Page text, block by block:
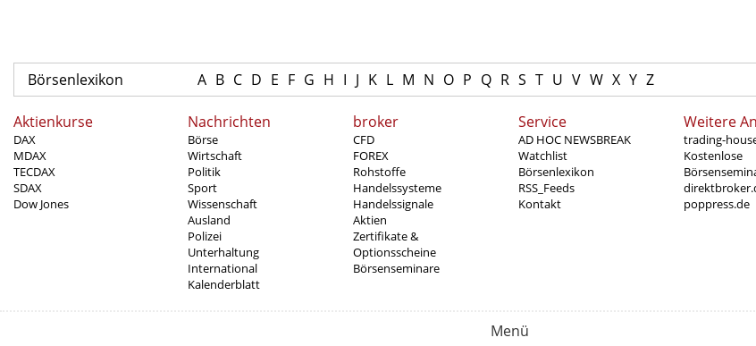
Börsenlexikon A B C D E F G H I J K L M N O P Q R S T U V W X Y Z
Aktienkurse
DAX
MDAX
TECDAX
SDAX
Dow Jones
Nachrichten
Börse
Wirtschaft
Politik
Sport
Wissenschaft
Ausland
Polizei
Unterhaltung
International
Kalenderblatt
broker
CFD
FOREX
Rohstoffe
Handelssysteme
Handelssignale
Aktien
Zertifikate &
Optionsscheine
Börsenseminare
Service
AD HOC NEWSBREAK
Watchlist
Börsenlexikon
RSS_Feeds
Kontakt
Weitere
trading-
Kostenlose
poppress.de
Menü